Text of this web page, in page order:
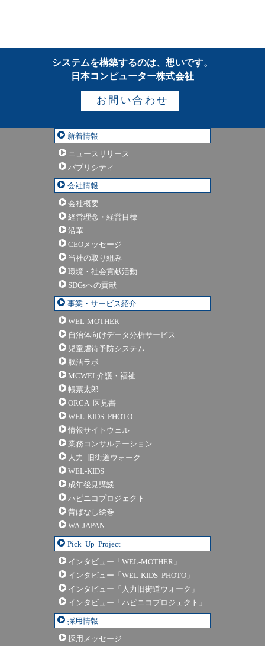
システムを構築するのは、想いです。
日本コンピューター株式会社
お問い合わせ
新着情報
ニュースリリース
パブリシティ
会社情報
会社概要
経営理念・経営目標
沿革
CEOメッセージ
当社の取り組み
環境・社会貢献活動
SDGsへの貢献
事業・サービス紹介
WEL-MOTHER
自治体向けデータ分析サービス
児童虐待予防システム
脳活ラボ
MCWEL介護・福祉
帳票太郎
ORCA 医見書
WEL-KIDS PHOTO
情報サイトウェル
業務コンサルテーション
人力 旧街道ウォーク
WEL-KIDS
成年後見講談
ハピニコプロジェクト
昔ばなし絵巻
WA-JAPAN
Pick Up Project
インタビュー「WEL-MOTHER」
インタビュー「WEL-KIDS PHOTO」
インタビュー「人力旧街道ウォーク」
インタビュー「ハピニコプロジェクト」
採用情報
採用メッセージ